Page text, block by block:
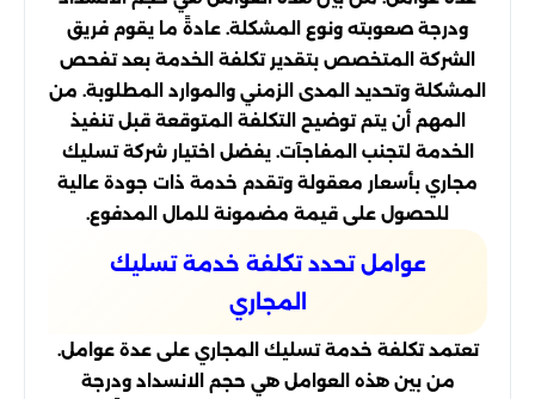
ودرجة صعوبته ونوع المشكلة. عادةً ما يقوم فريق
الشركة المتخصص بتقدير تكلفة الخدمة بعد تفحص
المشكلة وتحديد المدى الزمني والموارد المطلوبة. من
المهم أن يتم توضيح التكلفة المتوقعة قبل تنفيذ
الخدمة لتجنب المفاجآت. يفضل اختيار شركة تسليك
مجاري بأسعار معقولة وتقدم خدمة ذات جودة عالية
للحصول على قيمة مضمونة للمال المدفوع.
عوامل تحدد تكلفة خدمة تسليك
المجاري
تعتمد تكلفة خدمة تسليك المجاري على عدة عوامل.
من بين هذه العوامل هي حجم الانسداد ودرجة